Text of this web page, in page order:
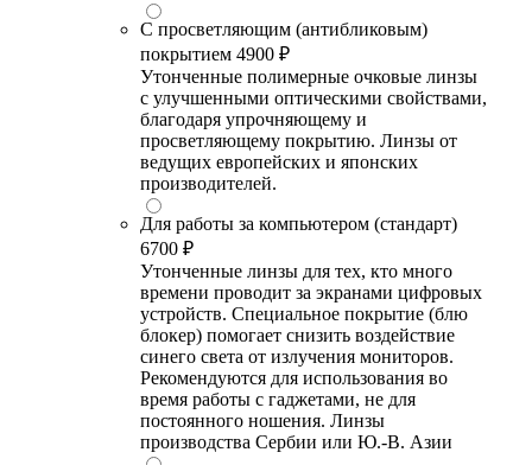
С просветляющим (антибликовым)
покрытием 4900 ₽
Утонченные полимерные очковые линзы
с улучшенными оптическими свойствами,
благодаря упрочняющему и
просветляющему покрытию. Линзы от
ведущих европейских и японских
производителей.
Для работы за компьютером (стандарт)
6700 ₽
Утонченные линзы для тех, кто много
времени проводит за экранами цифровых
устройств. Специальное покрытие (блю
блокер) помогает снизить воздействие
синего света от излучения мониторов.
Рекомендуются для использования во
время работы с гаджетами, не для
постоянного ношения. Линзы
производства Сербии или Ю.-В. Азии